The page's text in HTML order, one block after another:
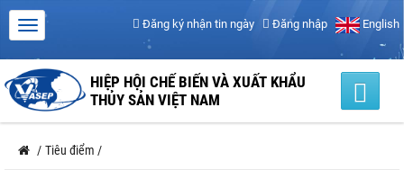
Đăng ký nhận tin ngày Đăng nhập English
HIỆP HỘI CHẾ BIẾN VÀ XUẤT KHẨU
THỦY SẢN VIỆT NAM
/ Tiêu điểm /